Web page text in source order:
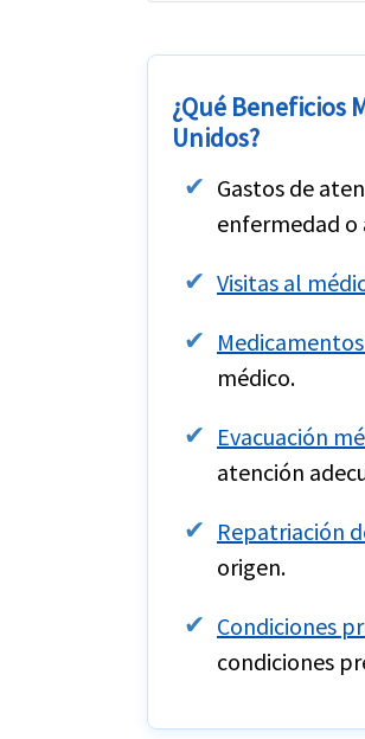
¿Qué Beneficios
Unidos?
Gastos de
enfermedad o
Visitas al
médico.
Evacuación
atención
Repatriación
origen.
Condiciones
condiciones